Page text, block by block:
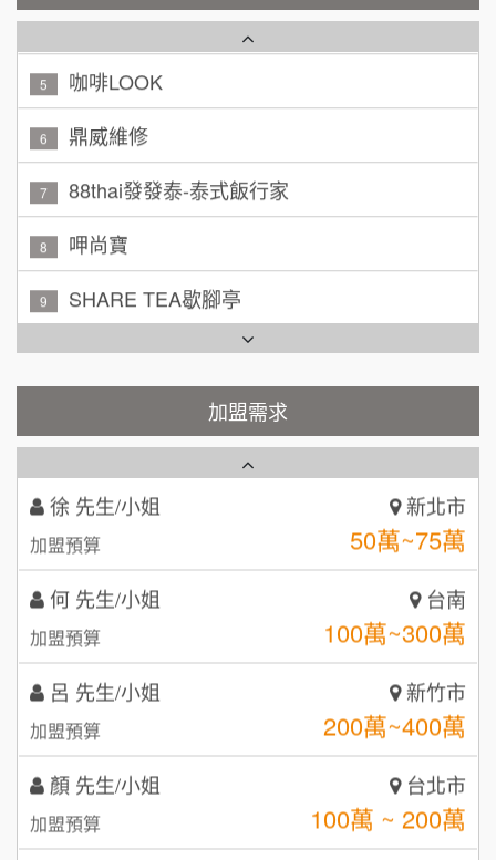
4 潮鍋癮
5 咖啡LOOK
6 鼎威維修
7 88thai發發泰-泰式飯行家
8 呷尚寶
9 SHARE TEA歇腳亭
10 TEA TOP台灣第一味
Cozy coffee可集咖啡
3 秉宏小米甜甜圈
4 潮鍋癮
鼎威維修
7 88thai發發泰-泰式飯行家
8 呷尚寶
SHARE TEA歇腳亭
加盟需求
加盟預算
黃 先生/小姐
100萬~150萬
林 先生/小姐 屏東縣
加盟預算
吳 先生/小姐 屏東縣
加盟預算 100萬~200萬
加盟預算 100萬 ~150萬
徐 先生/小姐 新北市
加盟預算 50萬~75萬
何 先生/小姐 台南
加盟預算 100萬~300萬
呂 先生/小姐 新竹市
加盟預算 200萬~400萬
顏 先生/小姐 台北市
加盟預算 100萬 ~ 200萬
【曉妍美妝】誠徵行政櫃檯
自助洗衣店誠徵代洗收送人員(台中市)
MUSHEN徵SPA美容芳療師